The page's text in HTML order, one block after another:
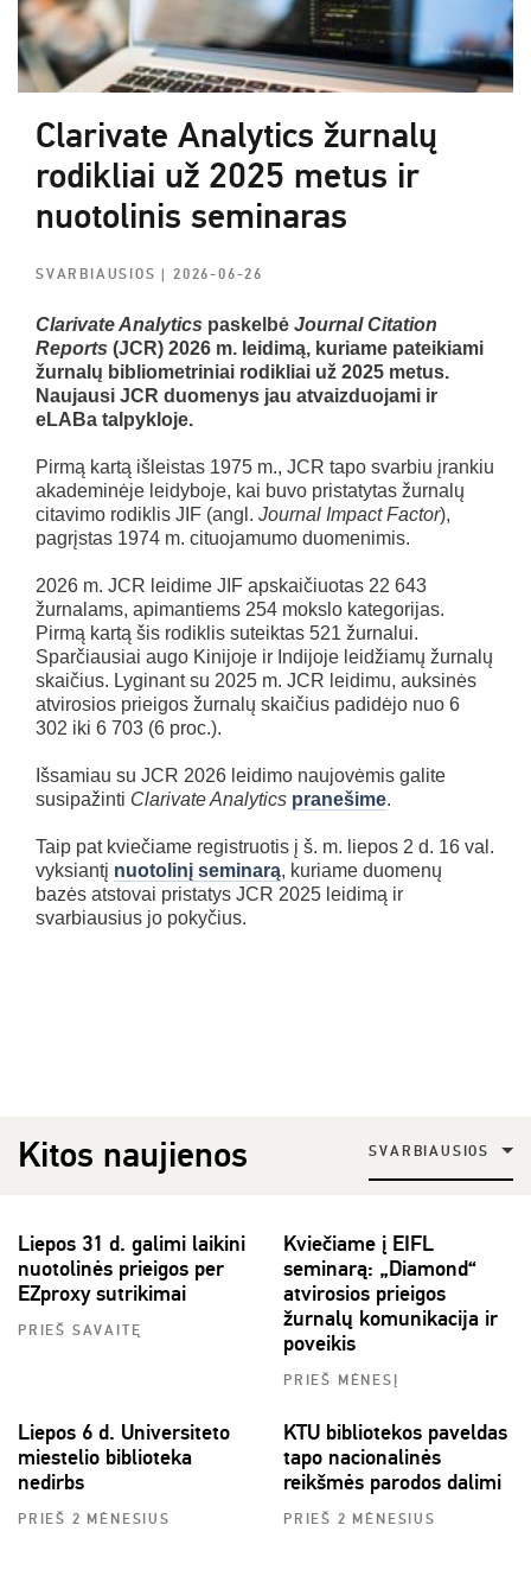
Clarivate Analytics žurnalų
rodikliai už 2025 metus ir
nuotolinis seminaras
SVARBIAUSIOS| 2026-06-26
Clarivate Analytics paskelbė Journal Citation
Reports (JCR) 2026 m. leidimą, kuriame pateikiami
žurnalų bibliometriniai rodikliai už 2025 metus.
Naujausi JCR duomenys jau atvaizduojami ir
eLABa talpykloje.
Pirmą kartą išleistas 1975 m., JCR tapo svarbiu įrankiu
akademinėje leidyboje, kai buvo pristatytas žurnalų
citavimo rodiklis JIF (angl. Journal Impact Factor),
pagrįstas 1974 m. cituojamumo duomenimis.
2026 m. JCR leidime JIF apskaičiuotas 22 643
žurnalams, apimantiems 254 mokslo kategorijas.
Pirmą kartą šis rodiklis suteiktas 521 žurnalui.
Sparčiausiai augo Kinijoje ir Indijoje leidžiamų žurnalų
skaičius. Lyginant su 2025 m. JCR leidimu, auksinės
atvirosios prieigos žurnalų skaičius padidėjo nuo 6
302 iki 6 703 (6 proc.).
Išsamiau su JCR 2026 leidimo naujovėmis galite
susipažinti Clarivate Analytics pranešime.
Taip pat kviečiame registruotis į š. m. liepos 2 d. 16 val.
vyksiantį nuotolinį seminarą, kuriame duomenų
bazės atstovai pristatys JCR 2025 leidimą ir
svarbiausius jo pokyčius.
Kitos naujienos SVARBIAUSIOS
Liepos 31 d. galimi laikini
nuotolinės prieigos per
EZproxy sutrikimai
PRIEŠ SAVAITĘ
Kviečiame į EIFL
seminarą: „Diamond“
atvirosios prieigos
žurnalų komunikacija ir
poveikis
PRIEŠ MĖNESĮ
Liepos 6 d. Universiteto
miestelio biblioteka
nedirbs
PRIEŠ 2 MĖNESIUS
KTU bibliotekos paveldas
tapo nacionalinės
reikšmės parodos dalimi
PRIEŠ 2 MĖNESIUS